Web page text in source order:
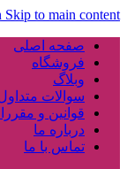
Skip to main content
صفحه اصلی
فروشگاه
وبلاگ
سوالات
قوانین و
درباره ما
تماس با ما